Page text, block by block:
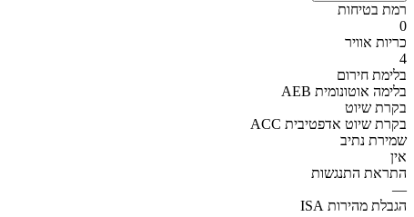
רמת בטיחות
0
כריות אוויר
4
בלימת חירום
AEB בלימה אוטונומית
בקרת שיוט
ACC בקרת שיוט אדפטיבית
שמירת נתיב
אין
התראת התנגשות
—
הגבלת מהירות ISA